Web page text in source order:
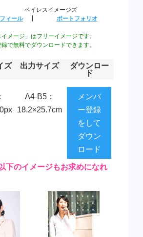
ペイレスイメージズ
ィール
ポートフォリオ
イメージ」はフリーイメージです。
で無料でダウンロードできます。
ズ 出力サイズ
ダウンロー
ド
A4-B5：
18.2×25.7cm
メンバ
ー登録
をして
ダウン
ロード
下のイメージもお求めになれ